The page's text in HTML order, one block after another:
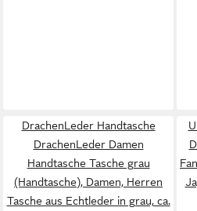
DrachenLeder Handtasche
DrachenLeder Damen
Handtasche Tasche grau
(Handtasche), Damen, Herren
Tasche aus Echtleder in grau, ca.